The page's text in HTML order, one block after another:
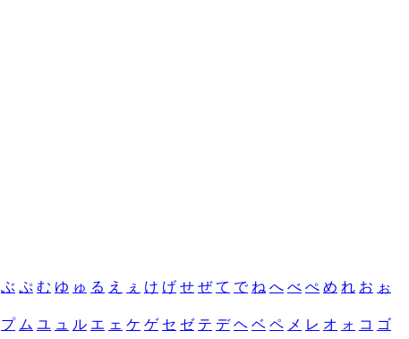
ぶ ぷ む ゆ ゅ る え ぇ け げ せ ぜ て で ね へ べ ぺ め れ お ぉ
プ ム ユ ュ ル エ ェ ケ ゲ セ ゼ テ デ ヘ ベ ペ メ レ オ ォ コ ゴ